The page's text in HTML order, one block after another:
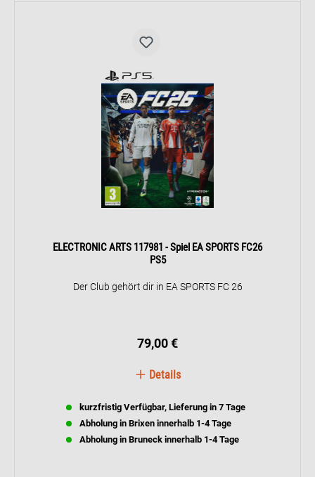
ELECTRONIC ARTS 117981 - Spiel EA SPORTS FC26
PS5
Der Club gehört dir in EA SPORTS FC 26
79,00 €
Details
kurzfristig Verfügbar, Lieferung in 7 Tage
Abholung in Brixen innerhalb 1-4 Tage
Abholung in Bruneck innerhalb 1-4 Tage